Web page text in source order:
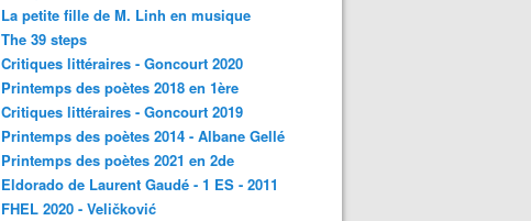
La petite fille de M. Linh en musique
The 39 steps
Critiques littéraires - Goncourt 2020
Printemps des poètes 2018 en 1ère
Critiques littéraires - Goncourt 2019
Printemps des poètes 2014 - Albane Gellé
Printemps des poètes 2021 en 2de
Eldorado de Laurent Gaudé - 1 ES - 2011
FHEL 2020 - Veličković